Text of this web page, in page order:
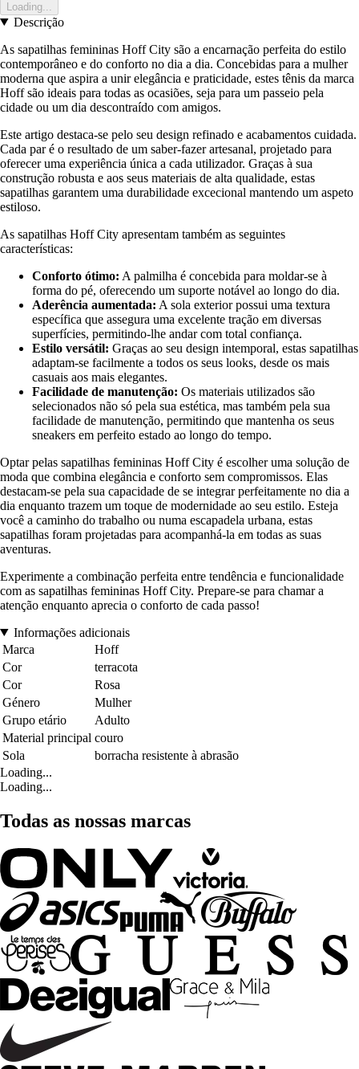
Loading...
Descrição
As sapatilhas femininas Hoff City são a encarnação perfeita do estilo
contemporâneo e do conforto no dia a dia. Concebidas para a mulher
moderna que aspira a unir elegância e praticidade, estes tênis da marca
Hoff são ideais para todas as ocasiões, seja para um passeio pela
cidade ou um dia descontraído com amigos.
Este artigo destaca-se pelo seu design refinado e acabamentos cuidada.
Cada par é o resultado de um saber-fazer artesanal, projetado para
oferecer uma experiência única a cada utilizador. Graças à sua
construção robusta e aos seus materiais de alta qualidade, estas
sapatilhas garantem uma durabilidade excecional mantendo um aspeto
estiloso.
As sapatilhas Hoff City apresentam também as seguintes
características:
Conforto ótimo: A palmilha é concebida para moldar-se à
forma do pé, oferecendo um suporte notável ao longo do dia.
Aderência aumentada: A sola exterior possui uma textura
específica que assegura uma excelente tração em diversas
superfícies, permitindo-lhe andar com total confiança.
Estilo versátil: Graças ao seu design intemporal, estas sapatilhas
adaptam-se facilmente a todos os seus looks, desde os mais
casuais aos mais elegantes.
Facilidade de manutenção: Os materiais utilizados são
selecionados não só pela sua estética, mas também pela sua
facilidade de manutenção, permitindo que mantenha os seus
sneakers em perfeito estado ao longo do tempo.
Optar pelas sapatilhas femininas Hoff City é escolher uma solução de
moda que combina elegância e conforto sem compromissos. Elas
destacam-se pela sua capacidade de se integrar perfeitamente no dia a
dia enquanto trazem um toque de modernidade ao seu estilo. Esteja
você a caminho do trabalho ou numa escapadela urbana, estas
sapatilhas foram projetadas para acompanhá-la em todas as suas
aventuras.
Experimente a combinação perfeita entre tendência e funcionalidade
com as sapatilhas femininas Hoff City. Prepare-se para chamar a
atenção enquanto aprecia o conforto de cada passo!
Informações adicionais
Marca
Hoff
Cor
terracota
Cor
Rosa
Género
Mulher
Grupo etário
Adulto
Material principal couro
Sola
borracha resistente à abrasão
Loading...
Loading...
Todas as nossas marcas